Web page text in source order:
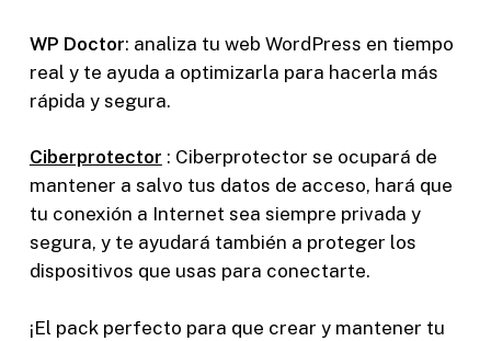
WP Doctor: analiza tu web WordPress en tiempo
real y te ayuda a optimizarla para hacerla más
rápida y segura.
Ciberprotector : Ciberprotector se ocupará de
mantener a salvo tus datos de acceso, hará que
tu conexión a Internet sea siempre privada y
segura, y te ayudará también a proteger los
dispositivos que usas para conectarte.
¡El pack perfecto para que crear y mantener tu